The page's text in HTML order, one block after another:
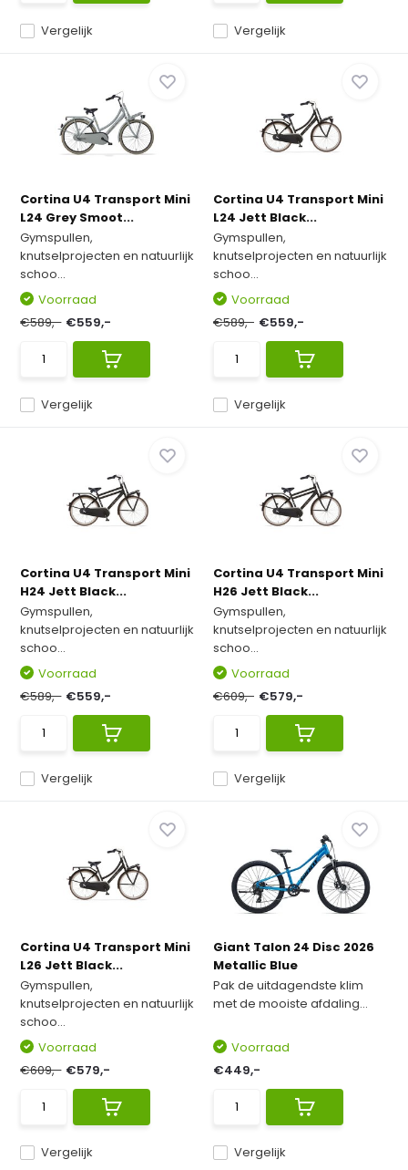
Vergelijk Vergelijk
Cortina U4 Transport Mini
L24 Grey Smoot...
Gymspullen,
knutselprojecten en natuurlijk
schoo...
Vergelijk
Voorraad
€589,- €559,-
Cortina U4 Transport Mini
L24 Jett Black...
Gymspullen,
knutselprojecten en natuurlijk
schoo...
Vergelijk
Voorraad
€589,- €559,-
Cortina U4 Transport Mini
H24 Jett Black...
Gymspullen,
knutselprojecten en natuurlijk
schoo...
Vergelijk
Voorraad
€589,- €559,-
Cortina U4 Transport Mini
H26 Jett Black...
Gymspullen,
knutselprojecten en natuurlijk
schoo...
Vergelijk
Voorraad
€609,- €579,-
Cortina U4 Transport Mini
L26 Jett Black...
Gymspullen,
knutselprojecten en natuurlijk
schoo...
Vergelijk
Voorraad
€609,- €579,-
Giant Talon 24 Disc 2026
Metallic Blue
Pak de uitdagendste klim
met de mooiste afdaling...
Vergelijk
Voorraad
€449,-